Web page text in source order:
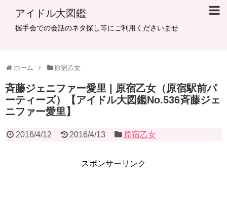
アイドル大図鑑
握手会での会話のネタ探し等にご利用くださいませ
ホーム 原宿乙女
斉藤ジェニファー愛里 | 原宿乙女（原宿駅前パ
ーティーズ）【アイドル大図鑑No.536斉藤ジェ
ニファー愛里】
2016/4/12 2016/4/13 原宿乙女
スポンサーリンク